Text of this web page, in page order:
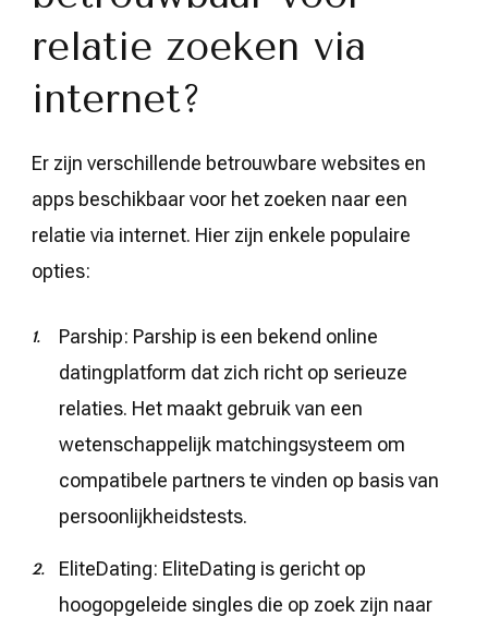
relatie zoeken via
internet?
Er zijn verschillende betrouwbare websites en
apps beschikbaar voor het zoeken naar een
relatie via internet. Hier zijn enkele populaire
opties:
Parship: Parship is een bekend online
datingplatform dat zich richt op serieuze
relaties. Het maakt gebruik van een
wetenschappelijk matchingsysteem om
compatibele partners te vinden op basis van
persoonlijkheidstests.
EliteDating: EliteDating is gericht op
hoogopgeleide singles die op zoek zijn naar